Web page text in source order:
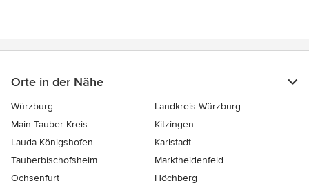
Orte in der Nähe
Würzburg
Landkreis Würzburg
Main-Tauber-Kreis
Kitzingen
Lauda-Königshofen
Karlstadt
Tauberbischofsheim
Marktheidenfeld
Ochsenfurt
Höchberg